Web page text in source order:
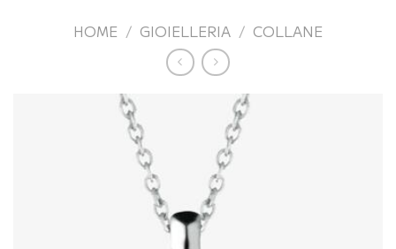
HOME / GIOIELLERIA / COLLANE